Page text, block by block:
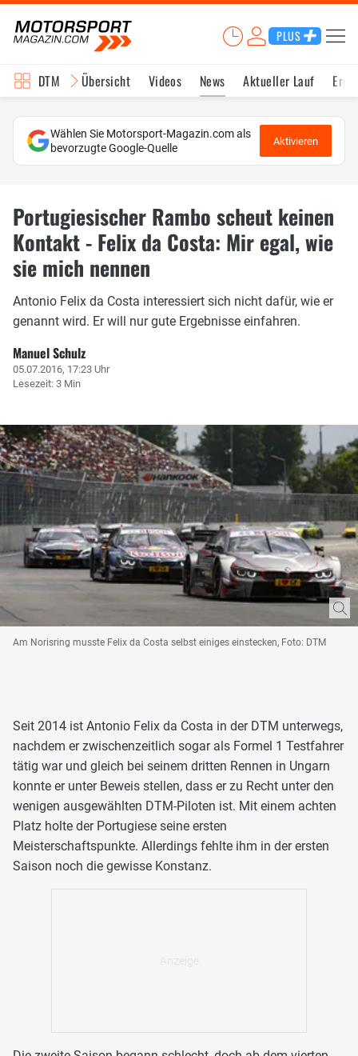
PLUS
DTM Übersicht Videos News Aktueller Lauf
Wählen Sie Motorsport-Magazin.com als
bevorzugte Google-Quelle
Aktivieren
Portugiesischer Rambo scheut keinen
Kontakt - Felix da Costa: Mir egal, wie
sie mich nennen
Antonio Felix da Costa interessiert sich nicht dafür, wie er
genannt wird. Er will nur gute Ergebnisse einfahren.
Manuel Schulz
05.07.2016, 17:23 Uhr
Lesezeit: 3 Min
Am Norisring musste Felix da Costa selbst einiges einstecken, Foto: DTM
Seit 2014 ist Antonio Felix da Costa in der DTM unterwegs,
nachdem er zwischenzeitlich sogar als Formel 1 Testfahrer
tätig war und gleich bei seinem dritten Rennen in Ungarn
konnte er unter Beweis stellen, dass er zu Recht unter den
wenigen ausgewählten DTM-Piloten ist. Mit einem achten
Platz holte der Portugiese seine ersten
Meisterschaftspunkte. Allerdings fehlte ihm in der ersten
Saison noch die gewisse Konstanz.